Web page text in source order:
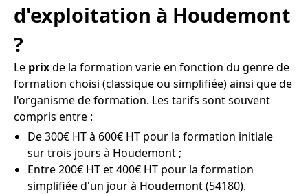
d'exploitation à Houdemont
?
Le prixde la formation varie en fonction du genre de
formation choisi (classique ou simplifiée) ainsi que de
l'organisme de formation. Les tarifs sont souvent
compris entre :
De 300€ HT à 600€ HT pour la formation initiale
sur trois jours à Houdemont ;
Entre 200€ HT et 400€ HT pour la formation
simplifiée d'un jour à Houdemont (54180).